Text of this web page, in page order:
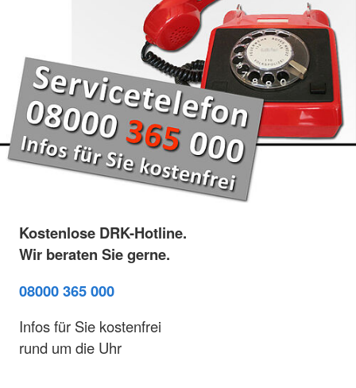
Kostenlose DRK-Hotline.
Wir beraten Sie gerne.
08000 365 000
Infos für Sie kostenfrei
rund um die Uhr